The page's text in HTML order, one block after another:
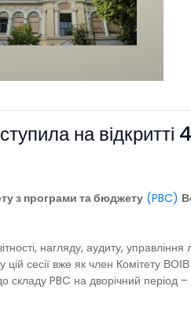
на відкритті
з програми та бюджету (PBC)
нагляду, аудиту,
сесії вже як член Комітету
складу PBC на дворічний період